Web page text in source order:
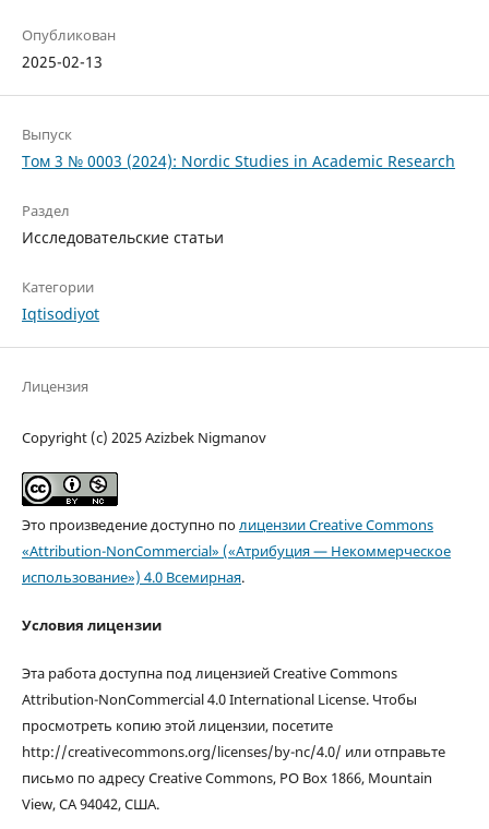
Опубликован
2025-02-13
Выпуск
Том 3 № 0003 (2024): Nordic Studies in Academic Research
Раздел
Исследовательские статьи
Категории
Iqtisodiyot
Лицензия
Copyright (c) 2025 Azizbek Nigmanov
Это произведение доступно полицензии Creative Commons
«Attribution-NonCommercial» («Атрибуция — Некоммерческое
использование») 4.0 Всемирная.
Условия лицензии
Эта работа доступна под лицензией Creative Commons
Attribution-NonCommercial 4.0 International License. Чтобы
просмотреть копию этой лицензии, посетите
http://creativecommons.org/licenses/by-nc/4.0/ или отправьте
письмо по адресу Creative Commons, PO Box 1866, Mountain
View, CA 94042, США.